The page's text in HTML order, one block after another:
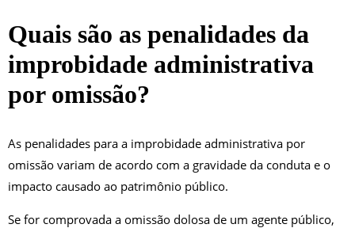
Quais são as penalidades da
improbidade administrativa
por omissão?
As penalidades para a improbidade administrativa por
omissão variam de acordo com a gravidade da conduta e o
impacto causado ao patrimônio público.
Se for comprovada a omissão dolosa de um agente público,